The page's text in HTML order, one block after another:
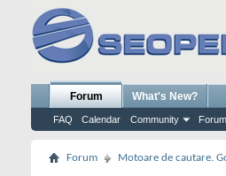
Forum
FAQ Calendar Community
What's New?
Forum Motoare de cautare.